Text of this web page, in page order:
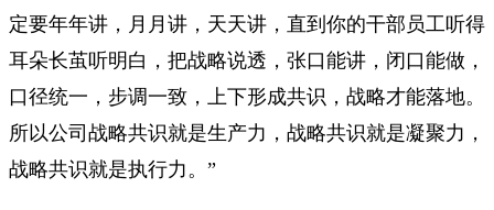
定要年年讲，月月讲，天天讲，直到你的干部员工听得
耳朵长茧听明白，把战略说透，张口能讲，闭口能做，
口径统一，步调一致，上下形成共识，战略才能落地。
所以公司战略共识就是生产力，战略共识就是凝聚力，
战略共识就是执行力。”